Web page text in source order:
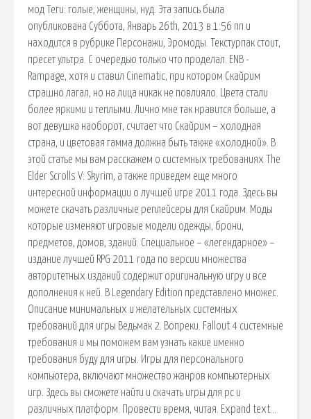
мод Теги: голые, женщины, нуд. Эта запись была
опубликована Суббота, Январь 26th, 2013 в 1:56 пп и
находится в рубрике Персонажи, Эромоды. Текстурпак стоит,
пресет ультра. С очередью только что проделал. ENB -
Rampage, хотя и ставил Cinematic, при котором Скайрим
страшно лагал, но на лица никак не повлияло. Цвета стали
более яркими и теплыми. Лично мне так нравится больше, а
вот девушка наоборот, считает что Скайрим – холодная
страна, и цветовая гамма должна быть также «холодной». В
этой статье мы вам расскажем о системных требованиях The
Elder Scrolls V: Skyrim, а также приведем еще много
интересной информации о лучшей игре 2011 года. Здесь вы
можете скачать различные реплейсеры для Скайрим. Моды
которые изменяют игровые модели одежды, брони,
предметов, домов, зданий. Специальное – «легендарное» –
издание лучшей RPG 2011 года по версии множества
авторитетных изданий содержит оригинальную игру и все
дополнения к ней. В Legendary Edition представлено множес.
Описание минимальных и желательных системных
требований для игры Ведьмак 2. Вопреки. Fallout 4 системные
требования и мы поможем вам узнать какие именно
требования буду для игры. Игры для персонального
компьютера, включают множество жанров компьютерных
игр. Здесь вы сможете найти и скачать игры для pc и
различных платформ. Провести время, читая. Expand text…